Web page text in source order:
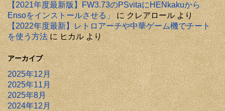
【2021年度最新版】FW3.73のPSvitaにHENkakuから
Ensoをインストールさせる」にクレアロールより
【2022年度最新】レトロアーチや中華ゲーム機でチート
を使う方法にヒカルより
アーカイブ
2025年12月
2025年11月
2025年8月
2024年12月